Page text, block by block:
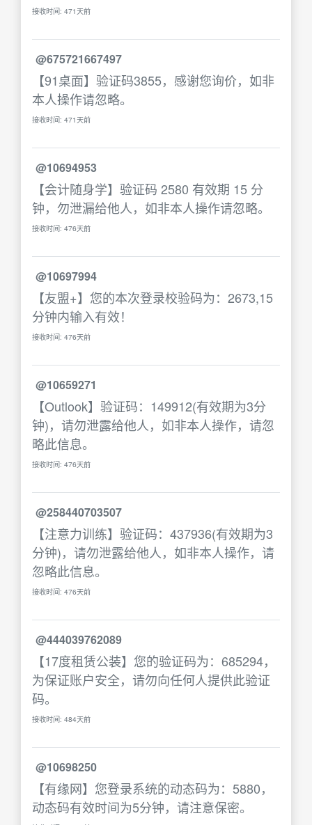
接收时间: 471天前
@675721667497
【91桌面】验证码3855，感谢您询价，如非
本人操作请忽略。
接收时间: 471天前
@10694953
【会计随身学】验证码 2580 有效期 15 分
钟，勿泄漏给他人，如非本人操作请忽略。
接收时间: 476天前
@10697994
【友盟+】您的本次登录校验码为：2673,15
分钟内输入有效！
接收时间: 476天前
@10659271
【Outlook】验证码：149912(有效期为3分
钟)，请勿泄露给他人，如非本人操作，请忽
略此信息。
接收时间: 476天前
@258440703507
【注意力训练】验证码：437936(有效期为3
分钟)，请勿泄露给他人，如非本人操作，请
忽略此信息。
接收时间: 476天前
@444039762089
【17度租赁公装】您的验证码为：685294，
为保证账户安全，请勿向任何人提供此验证
码。
接收时间: 484天前
@10698250
【有缘网】您登录系统的动态码为：5880，
动态码有效时间为5分钟，请注意保密。